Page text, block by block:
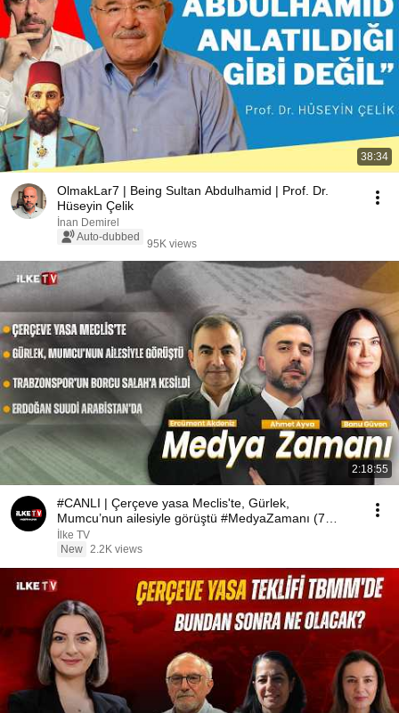
38:34
OlmakLar7 | Being Sultan Abdulhamid | Prof. Dr.
Hüseyin Çelik
İnan Demirel
Auto-dubbed
95K views
2:18:55
#CANLI | Çerçeve yasa Meclis'te, Gürlek,
Mumcu’nun ailesiyle görüştü #MedyaZamanı (7
Ağustos 2026)
İlke TV
New 2.2K views